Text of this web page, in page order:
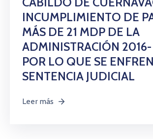
INCUMPLIMIENTO DE
MÁS DE 21 MDP DE LA
ADMINISTRACIÓN
POR LO QUE SE
SENTENCIA JUDICIAL
Leer más